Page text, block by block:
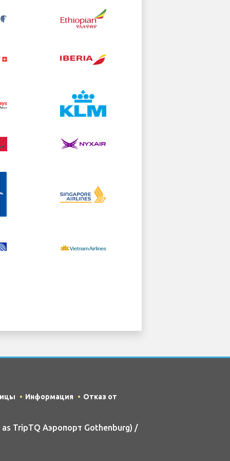
Информация Отказ от
TripTQ Аэропорт Gothenburg) /